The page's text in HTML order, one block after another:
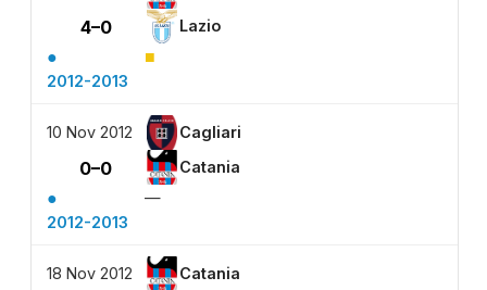
4–0 Lazio
● ■
2012-2013
10 Nov 2012 Cagliari
0–0 Catania
●
—
2012-2013
18 Nov 2012 Catania